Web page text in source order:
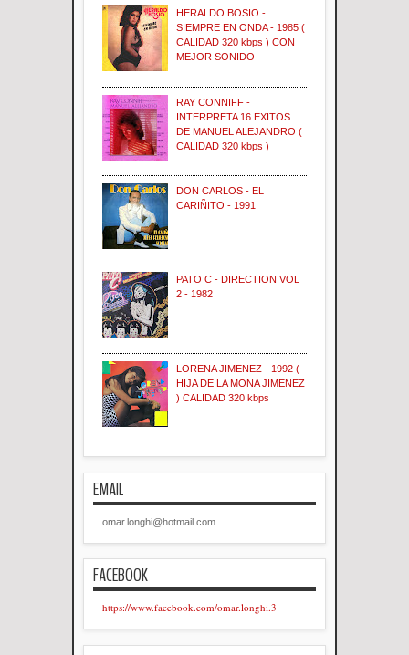
HERALDO BOSIO -
SIEMPRE EN ONDA - 1985 (
CALIDAD 320 kbps ) CON
MEJOR SONIDO
RAY CONNIFF -
INTERPRETA 16 EXITOS
DE MANUEL ALEJANDRO (
CALIDAD 320 kbps )
DON CARLOS - EL
CARIÑITO - 1991
PATO C - DIRECTION VOL
2 - 1982
LORENA JIMENEZ - 1992 (
HIJA DE LA MONA JIMENEZ
) CALIDAD 320 kbps
EMAIL
omar.longhi@hotmail.com
FACEBOOK
https://www.facebook.com/omar.longhi.3